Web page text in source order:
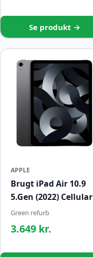
Se produkt →
APPLE
Brugt iPad Air 10.9
5.Gen (2022) Cellular
Green refurb
3.649 kr.